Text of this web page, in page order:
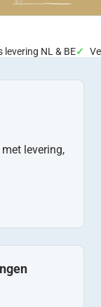
levering NL & BE
levering,